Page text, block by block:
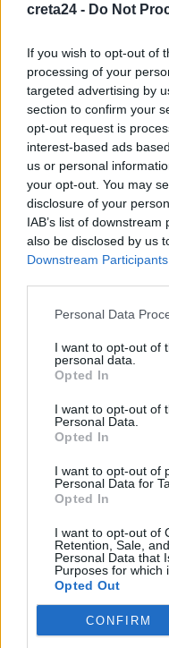
creta24 - Do Not
If you wish to opt-out of
processing of your
targeted advertising by
section to confirm your
opt-out request is
interest-based ads
us or personal
your opt-out. You may
disclosure of your
IAB’s list of
also be disclosed by us
Downstream Participants
Personal Data
I want to opt-out of
personal data.
Opted In
I want to opt-out of
Personal Data.
Opted In
I want to opt-out of
Personal Data for
Opted In
I want to opt-out of
Retention, Sale,
Personal Data that
Purposes for which
Opted Out
CONFIRM
Newsroom 3
Πόλεμος και
αγορές
Η ενέργεια ιστορικά
των πολεμικών
Newsroom